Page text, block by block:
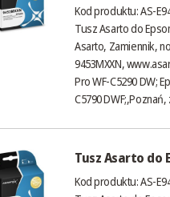
Kod produktu: AS-
Tusz Asarto do
Asarto, Zamiennik,
9453MXXN,
Pro WF-C5290 DW;
C5790
Tusz Asarto do
Kod produktu: AS-